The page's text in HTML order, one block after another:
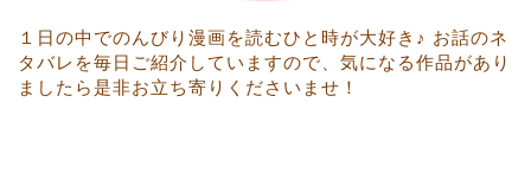
１日の中でのんびり漫画を読むひと時が大好き♪ お話のネ
タバレを毎日ご紹介していますので、気になる作品があり
ましたら是非お立ち寄りくださいませ！